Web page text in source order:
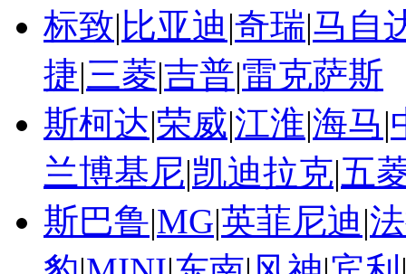
标致| 比亚迪|奇瑞|马自
捷|三菱|吉普|雷克萨斯
斯柯达|荣威|江淮|海马|
兰博基尼|凯迪拉克|五
斯巴鲁|MG|英菲尼迪|